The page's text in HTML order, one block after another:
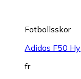
Fotbollsskor
Adidas F50
fr.